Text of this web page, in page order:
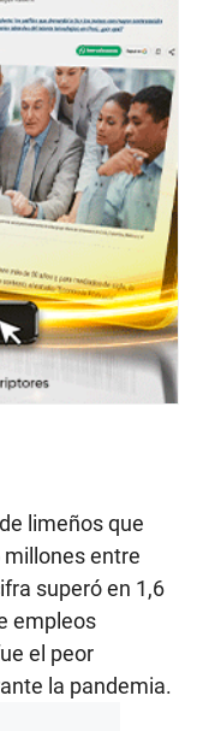
limeños que
entre
superó en 1,6
empleos
el peor
la pandemia.